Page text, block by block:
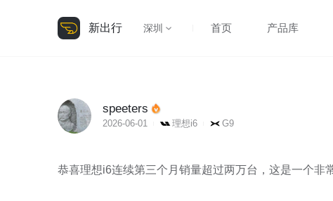
新出行 深圳 首页 产品库
speeters
2026-06-01 理想i6 G9
恭喜理想i6连续第三个月销量超过两万台，这是一个非